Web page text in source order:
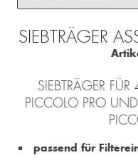
SIEBTRÄGER
SIEBTRÄGER
PICCOLO PRO
passend für